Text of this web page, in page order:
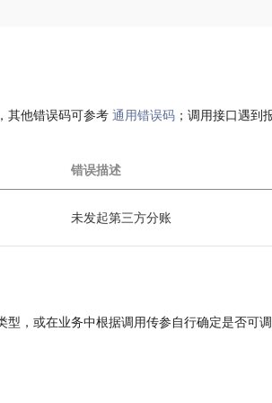
其他错误码可参考 通用错误码 ；调用接口遇到
错误描述
未发起第三方分账
，或在业务中根据调用传参自行确定是否可